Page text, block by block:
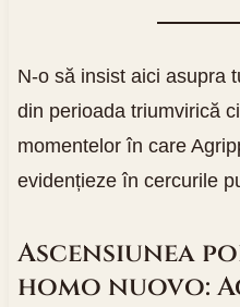
N-o să insist aici asupra
din perioada triumvirică
momentelor în care
evidențieze în cercurile
Ascensiunea
homo nuovo: